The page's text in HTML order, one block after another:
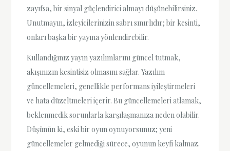
zayıfsa, bir sinyal güçlendirici almayı düşünebilirsiniz.
Unutmayın, izleyicilerinizin sabrı sınırlıdır; bir kesinti,
onları başka bir yayına yönlendirebilir.
Kullandığınız yayın yazılımlarını güncel tutmak,
akışınızın kesintisiz olmasını sağlar. Yazılım
güncellemeleri, genellikle performans iyileştirmeleri
ve hata düzeltmeleri içerir. Bu güncellemeleri atlamak,
beklenmedik sorunlarla karşılaşmanıza neden olabilir.
Düşünün ki, eski bir oyun oynuyorsunuz; yeni
güncellemeler gelmediği sürece, oyunun keyfi kalmaz.